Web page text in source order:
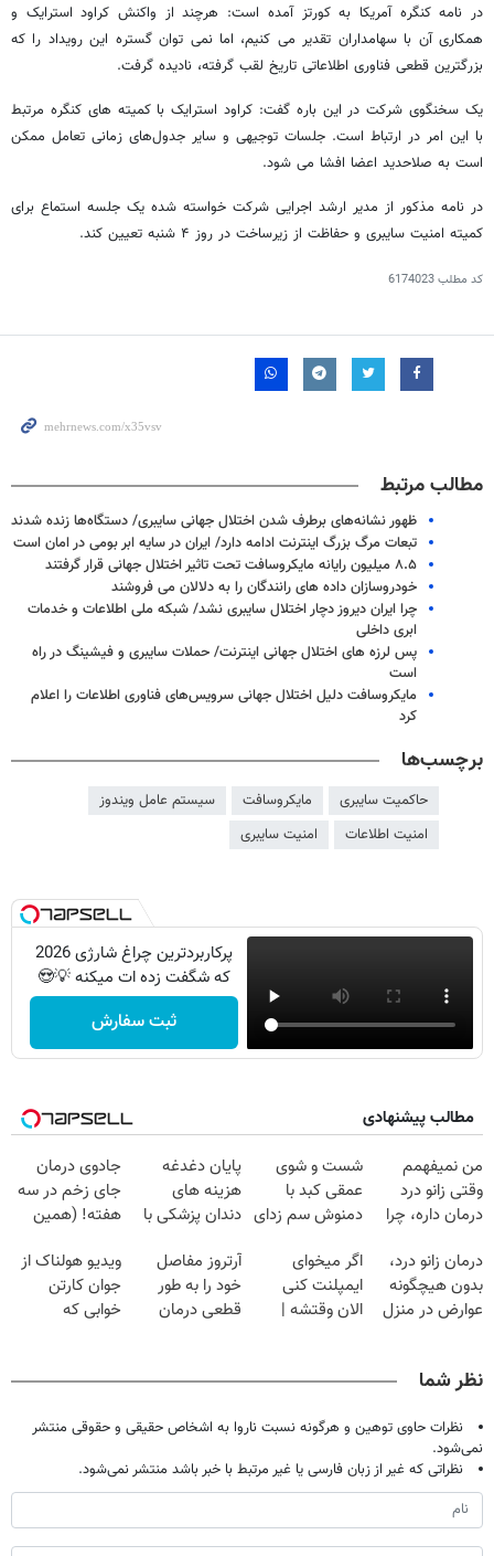
در نامه کنگره آمریکا به کورتز آمده است: هرچند از واکنش کراود استرایک و
همکاری آن با سهامداران تقدیر می کنیم، اما نمی توان گستره این رویداد را که
بزرگترین قطعی فناوری اطلاعاتی تاریخ لقب گرفته، نادیده گرفت.
یک سخنگوی شرکت در این باره گفت: کراود استرایک با کمیته های کنگره مرتبط
با این امر در ارتباط است. جلسات توجیهی و سایر جدول‌های زمانی تعامل ممکن
است به صلاحدید اعضا افشا می شود.
در نامه مذکور از مدیر ارشد اجرایی شرکت خواسته شده یک جلسه استماع برای
کمیته امنیت سایبری و حفاظت از زیرساخت در روز ۴ شنبه تعیین کند.
کد مطلب6174023
مطالب مرتبط
ظهور نشانه‌های برطرف شدن اختلال جهانی سایبری/ دستگاه‌ها زنده شدند
تبعات مرگ بزرگ اینترنت ادامه دارد/ ایران در سایه ابر بومی در امان است
۸.۵ میلیون رایانه مایکروسافت تحت تاثیر اختلال جهانی قرار گرفتند
خودروسازان داده های رانندگان را به دلالان می فروشند
چرا ایران دیروز دچار اختلال سایبری نشد/ شبکه ملی اطلاعات و خدمات
ابری داخلی
پس لرزه های اختلال جهانی اینترنت/ حملات سایبری و فیشینگ در راه
است
مایکروسافت دلیل اختلال جهانی سرویس‌های فناوری اطلاعات را اعلام
کرد
برچسب‌ها
حاکمیت سایبری مایکروسافت
سیستم عامل ویندوز
امنیت اطلاعات
امنیت سایبری
پرکاربردترین چراغ شارژی 2026
که شگفت زده ات میکنه 💡😍
ثبت سفارش
مطالب پیشنهادی
من نمیفهمم
وقتی زانو درد
درمان داره، چرا
تحمل میکنی؟❗
شست و شوی
عمقی کبد با
دمنوش سم زدای
پایان دغدغه
هزینه های
دندان پزشکی با
خانگی
جادوی درمان
جای زخم در سه
هفته! (همین
صحبت کنید)
درمان زانو درد،
بدون هیچگونه
عوارض در منزل
اگر میخوای
ایمپلنت کنی
الان وقتشه |
آرتروز مفاصل
خود را به طور
قطعی درمان
ویدیو هولناک از
جوان کارتن
خوابی که
نظر شما
نظرات حاوی توهین و هرگونه نسبت ناروا به اشخاص حقیقی و حقوقی منتشر
نمی‌شود.
نظراتی که غیر از زبان فارسی یا غیر مرتبط با خبر باشد منتشر نمی‌شود.